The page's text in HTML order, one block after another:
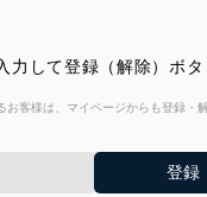
して登録（解除）ボタ
客様は、マイページからも登録・